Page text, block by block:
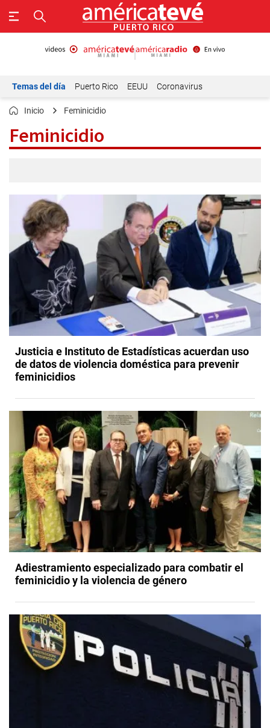
Temas del día Puerto Rico EEUU Coronavirus
Inicio Feminicidio
Feminicidio
Justicia e Instituto de Estadísticas acuerdan uso
de datos de violencia doméstica para prevenir
feminicidios
Adiestramiento especializado para combatir el
feminicidio y la violencia de género